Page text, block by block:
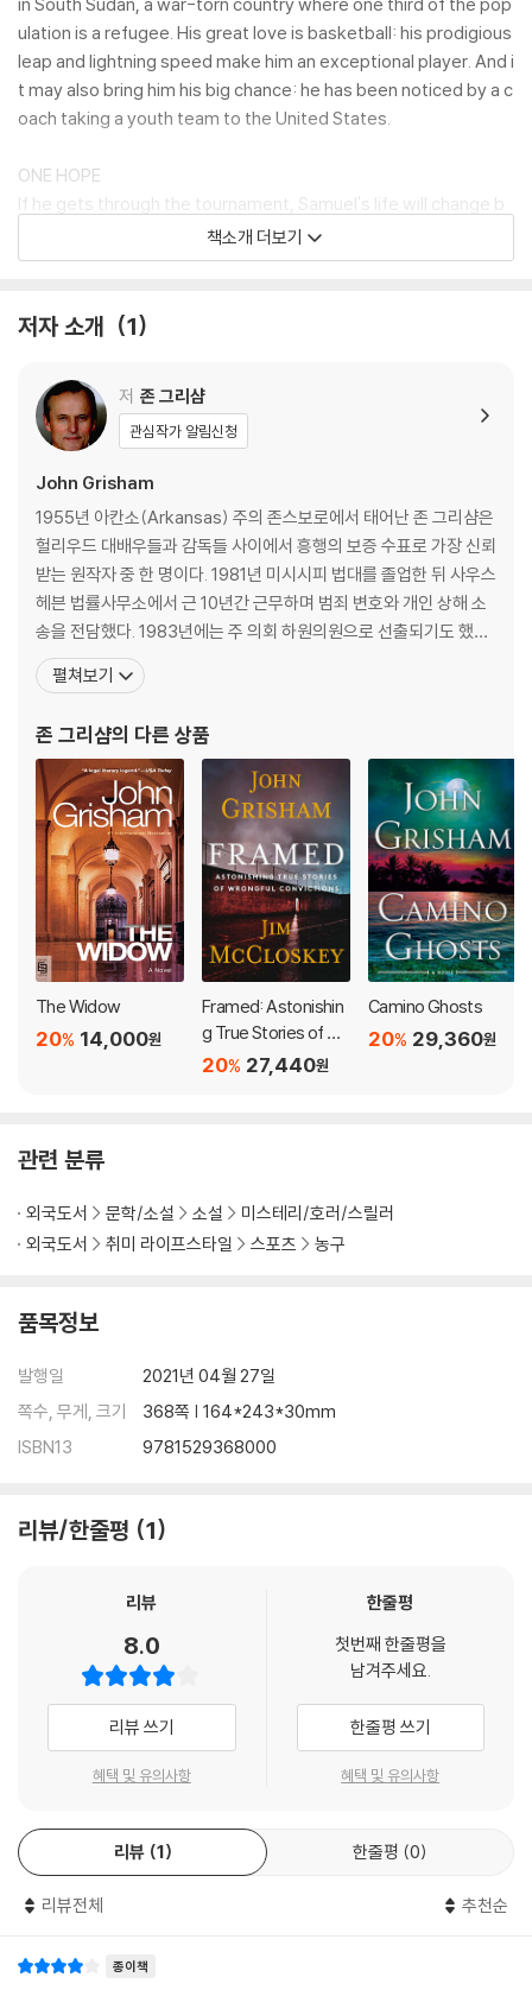
ulation is a refugee. His great love is basketball: his prodigious
leap and lightning speed make him an exceptional player. And i
t may also bring him his big chance: he has been noticed by a c
oach taking a youth team to the United States.
ONE HOPE
If he gets through the tournament, Samuel's life will change b
eyond recognition. But it's the longest of long shots. His talent
is raw and uncoached. There are hundreds of better-known pl
st at the beginning.
ONE CHANCE
As American success beckons, devastating news reaches Sa
muel from home. Caught between his dream and the nightmar
med by his classmates, must make hard choices about his fut
ure. This quiet, dedicated boy must do what no other player h
as achieved in the history of his chosen game: become a lege
nd in twelve short months.
Global bestseller John Grisham takes you to a different ki
nd of court in this gripping and incredibly moving novel th
at showcases his storytelling powers in an entirely new lig
'Grisham's books are smart, imaginative, and funny, popul
ated by complex interesting people' - The Washington Po
'A superb, instinctive storyteller' - The Times
350+ million copies, 45 languages, 9 blockbuster films:
NO ONE WRITES DRAMA LIKE JOHN GRISHAM
책소개 더보기
저자 소개 1
저 존 그리샴
관심작가 알림신청
John Grisham
1955년 아칸소(Arkansas) 주의 존스보로에서 태어난 존 그리샴은
헐리우드 대배우들과 감독들 사이에서 흥행의 보증 수표로 가장 신뢰
받는 원작자 중 한 명이다. 1981년 미시시피 법대를 졸업한 뒤 사우스
헤븐 법률사무소에서 근 10년간 근무하며 범죄 변호와 개인 상해 소
송을 전담했다. 1983년에는 주 의회 하원의원으로 선출되기도 했다.
그는 미국 남부의 테네시 주에서 평범한 변호사 생활을 하던 중 소설
가로 변신했다. 어렸을 때 꿈은 또래의 그 모든 아이들처럼 메이저리
한 경력을 쌓기에는 스포츠를 전문적으로 감당
펼쳐보기
존 그리샴의 다른 상품
The Widow
14,000원
20%
Framed: Astonishin
g True Stories of Wr
ongful Convictions
27,440원
20%
Camino Ghosts
29,360원
20%
관련 분류
외국도서 문학/소설 소설
미스테리/호러/스릴러
외국도서
취미 라이프스타일 스포츠 농구
품목정보
발행일
2021년 04월 27일
쪽수, 무게, 크기
368쪽 | 164*243*30mm
ISBN13
9781529368000
리뷰/한줄평 1
리뷰
8.0
리뷰 쓰기
혜택 및 유의사항
한줄평
첫번째 한줄평을
남겨주세요.
한줄평 쓰기
혜택 및 유의사항
리뷰 1 한줄평 0
리뷰전체 추천순
종이책